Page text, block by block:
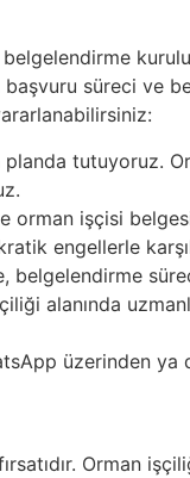
başvuru süreci ve
tutuyoruz.
orman işçisi
engellerle
belgelendirme
alanında
üzerinden
Orman